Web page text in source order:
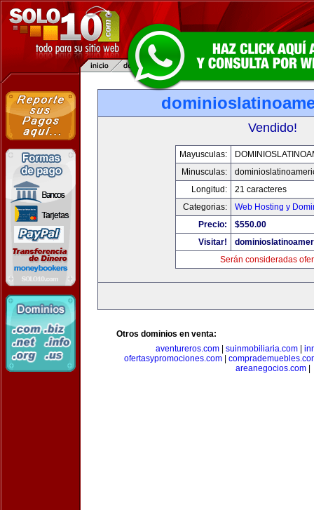
Vendido!
Mayusculas:
Minusculas:
Longitud:
21 caracteres
Categorias:
Web Hosting y
Precio:
$550.00
Visitar!
Serán consideradas
Otros dominios en venta:
aventureros.com| suinmobiliaria.com|
ofertasypromociones.com|
areanegocios.com|